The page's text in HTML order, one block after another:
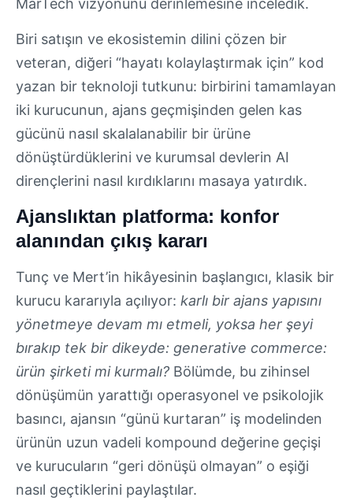
MarTech vizyonunu derinlemesine inceledik.
Biri satışın ve ekosistemin dilini çözen bir
veteran, diğeri “hayatı kolaylaştırmak için” kod
yazan bir teknoloji tutkunu: birbirini tamamlayan
iki kurucunun, ajans geçmişinden gelen kas
gücünü nasıl skalalanabilir bir ürüne
dönüştürdüklerini ve kurumsal devlerin AI
dirençlerini nasıl kırdıklarını masaya yatırdık.
Ajanslıktan platforma: konfor
alanından çıkış kararı
Tunç ve Mert’in hikâyesinin başlangıcı, klasik bir
kurucu kararıyla açılıyor: karlı bir ajans yapısını
yönetmeye devam mı etmeli, yoksa her şeyi
bırakıp tek bir dikeyde: generative commerce:
ürün şirketi mi kurmalı? Bölümde, bu zihinsel
dönüşümün yarattığı operasyonel ve psikolojik
basıncı, ajansın “günü kurtaran” iş modelinden
ürünün uzun vadeli kompound değerine geçişi
ve kurucuların “geri dönüşü olmayan” o eşiği
nasıl geçtiklerini paylaştılar.